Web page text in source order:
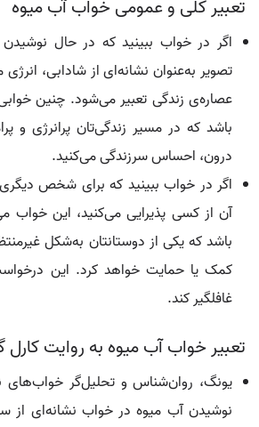
تعبیر کلی و عمومی خواب آب میوه
اگر در خواب ببینید که در حال
تصویر به‌عنوان نشانه‌ای از شادابی،
عصاره‌ی زندگی تعبیر می‌شود. چنین
باشد که در مسیر زندگی‌تان پرانرژی و
درون، احساس سرزندگی می‌کنید.
اگر در خواب ببینید که برای شخص دیگری
آن از کسی پذیرایی می‌کنید، این خواب
باشد که یکی از دوستانتان به‌شکل
کمک یا حمایت خواهد کرد. این
غافلگیر کند.
تعبیر خواب آب میوه به روایت کارل
یونگ، روان‌شناس و تحلیل‌گر خواب‌های
نوشیدن آب میوه در خواب نشانه‌ای از